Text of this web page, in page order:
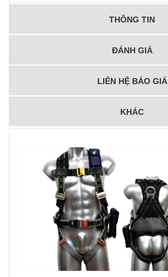
THÔNG TIN
ĐÁNH GIÁ
LIÊN HỆ BÁO GIÁ
KHÁC